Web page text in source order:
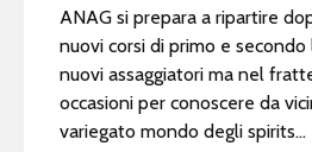
ANAG si prepara a ripartire
nuovi corsi di primo e
nuovi assaggiatori ma nel
occasioni per conoscere da
variegato mondo degli spirits...